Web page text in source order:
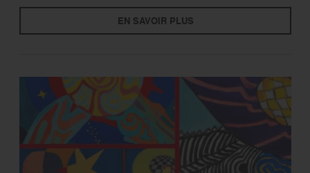
EN SAVOIR PLUS